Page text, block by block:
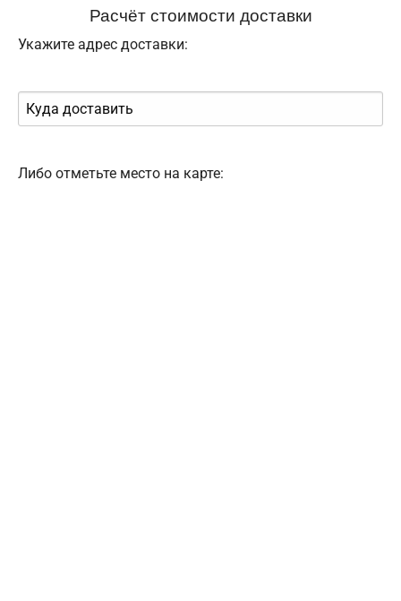
Расчёт стоимости доставки
Укажите адрес доставки:
Либо отметьте место на карте: